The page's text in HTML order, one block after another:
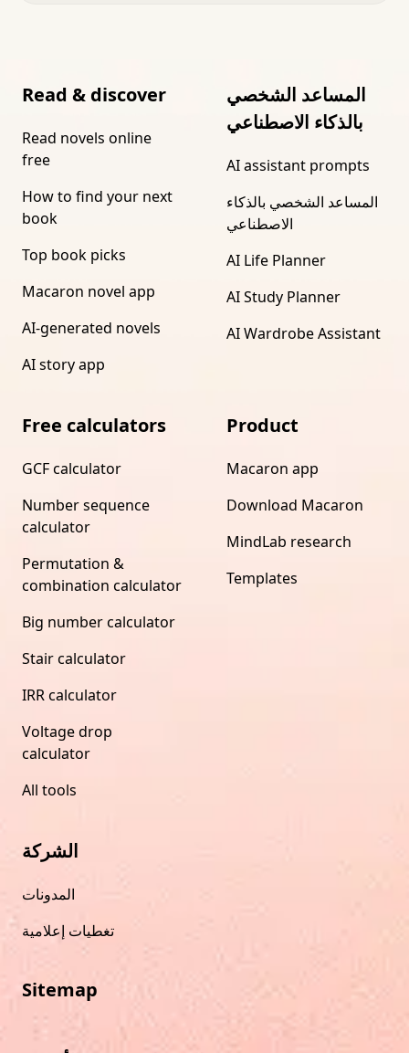
Read & discover
Read novels online
free
How to find your next
book
Top book picks
Macaron novel app
AI-generated novels
AI story app
المساعد الشخصي
بالذكاء الاصطناعي
AI assistant prompts
المساعد الشخصي بالذكاء
الاصطناعي
AI Life Planner
AI Study Planner
AI Wardrobe Assistant
Free calculators
GCF calculator
Number sequence
calculator
Permutation &
combination calculator
Big number calculator
Stair calculator
IRR calculator
Voltage drop
calculator
All tools
Product
Macaron app
Download Macaron
MindLab research
Templates
الشركة
المدونات
تغطيات إعلامية
Sitemap